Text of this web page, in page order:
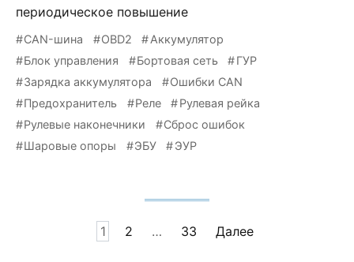
периодическое повышение
CAN-шина OBD2
Аккумулятор
Блок управления
Бортовая сеть
ГУР
Зарядка аккумулятора
Ошибки CAN
Предохранитель
Реле
Рулевая рейка
Рулевые наконечники
Сброс ошибок
Шаровые опоры
ЭБУ ЭУР
1 2 … 33 Далее